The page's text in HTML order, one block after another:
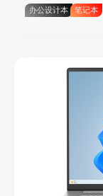
办公设计本 笔记本